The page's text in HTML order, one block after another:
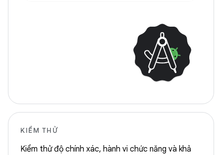
KIỂM THỬ
Kiểm thử độ chính xác, hành vi chức năng và khả